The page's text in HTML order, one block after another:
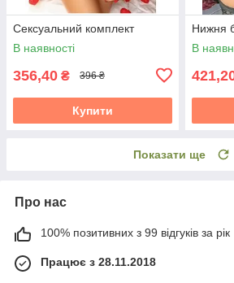
Сексуальний комплект
В наявності
356,40 ₴ 396 ₴
Купити
Нижня
В
Показати ще
Про нас
100% позитивних з 99 відгуків за рік
Працює з 28.11.2018